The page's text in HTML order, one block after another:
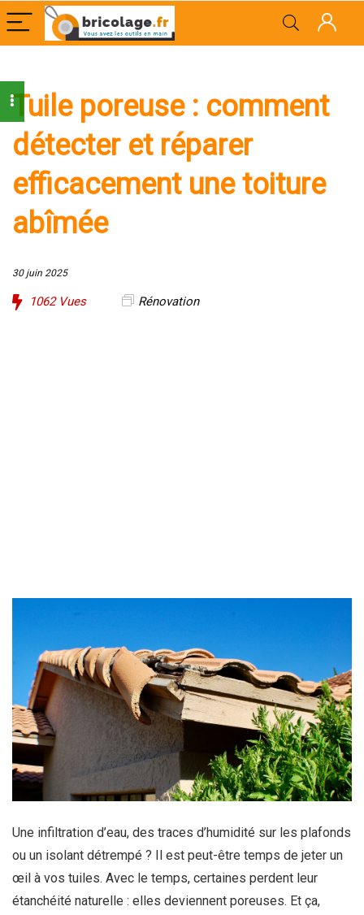
Tuile poreuse : comment
détecter et réparer
efficacement une toiture
abîmée
30 juin 2025
1062Vues Rénovation
Une infiltration d’eau, des traces d’humidité sur les plafonds
ou un isolant détrempé ? Il est peut-être temps de jeter un
œil à vos tuiles. Avec le temps, certaines perdent leur
étanchéité naturelle : elles deviennent poreuses. Et ça,